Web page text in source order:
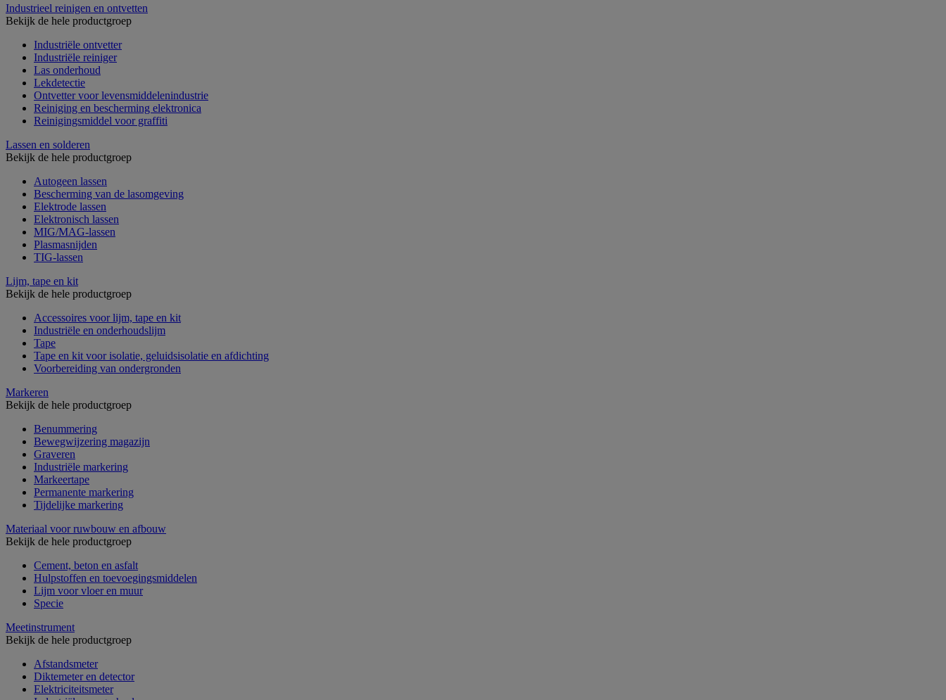
Industrieel reinigen en ontvetten
Bekijk de hele productgroep
Industriële ontvetter
Industriële reiniger
Las onderhoud
Lekdetectie
Ontvetter voor levensmiddelenindustrie
Reiniging en bescherming elektronica
Reinigingsmiddel voor graffiti
Lassen en solderen
Bekijk de hele productgroep
Autogeen lassen
Bescherming van de lasomgeving
Elektrode lassen
Elektronisch lassen
MIG/MAG-lassen
Plasmasnijden
TIG-lassen
Lijm, tape en kit
Bekijk de hele productgroep
Accessoires voor lijm, tape en kit
Industriële en onderhoudslijm
Tape
Tape en kit voor isolatie, geluidsisolatie en afdichting
Voorbereiding van ondergronden
Markeren
Bekijk de hele productgroep
Benummering
Bewegwijzering magazijn
Graveren
Industriële markering
Markeertape
Permanente markering
Tijdelijke markering
Materiaal voor ruwbouw en afbouw
Bekijk de hele productgroep
Cement, beton en asfalt
Hulpstoffen en toevoegingsmiddelen
Lijm voor vloer en muur
Specie
Meetinstrument
Bekijk de hele productgroep
Afstandsmeter
Diktemeter en detector
Elektriciteitsmeter